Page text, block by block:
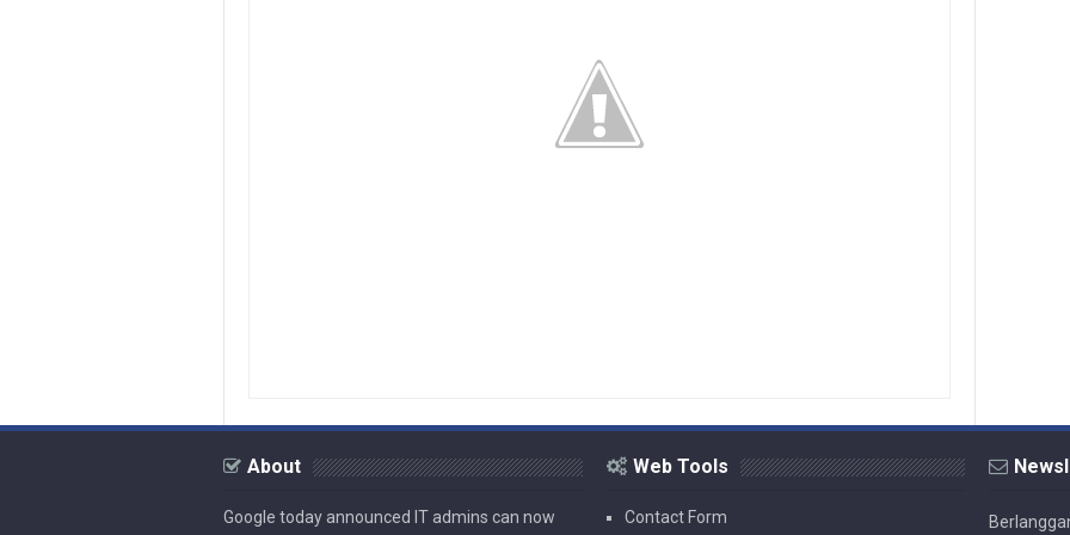
About
Google today announced IT admins can now
Web Tools
Contact Form